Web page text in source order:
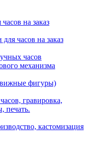
на заказ
часов на заказ
часов
механизма
фигуры)
гравировка,
печать.
кастомизация